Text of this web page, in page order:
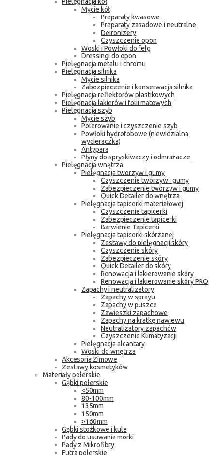
Mycie kół
Preparaty kwasowe
Preparaty zasadowe i neutralne
Deironizery
Czyszczenie opon
Woski i Powłoki do felg
Dressingi do opon
Pielęgnacja metalu i chromu
Pielęgnacja silnika
Mycie silnika
Zabezpieczenie i konserwacja silnika
Pielęgnacja reflektorów plastikowych
Pielęgnacja lakierów i folii matowych
Pielęgnacja szyb
Mycie szyb
Polerowanie i czyszczenie szyb
Powłoki hydrofobowe (niewidzialna
wycieraczka)
Antypara
Płyny do spryskiwaczy i odmrażacze
Pielęgnacja wnętrza
Pielęgnacja tworzyw i gumy
Czyszczenie tworzyw i gumy
Zabezpieczenie tworzyw i gumy
Quick Detailer do wnętrza
Pielęgnacja tapicerki materiałowej
Czyszczenie tapicerki
Zabezpieczenie tapicerki
Barwienie Tapicerki
Pielęgnacja tapicerki skórzanej
Zestawy do pielęgnacji skóry
Czyszczenie skóry
Zabezpieczenie skóry
Quick Detailer do skóry
Renowacja i lakierowanie skóry
Renowacja i lakierowanie skóry PRO
Zapachy i neutralizatory
Zapachy w sprayu
Zapachy w puszce
Zawieszki zapachowe
Zapachy na kratkę nawiewu
Neutralizatory zapachów
Czyszczenie Klimatyzacji
Pielęgnacja alcantary
Woski do wnętrza
Akcesoria Zimowe
Zestawy kosmetyków
Materiały polerskie
Gąbki polerskie
<50mm
80-100mm
135mm
150mm
>160mm
Gąbki stożkowe i kule
Pady do usuwania morki
Pady z Mikrofibry
Futra polerskie